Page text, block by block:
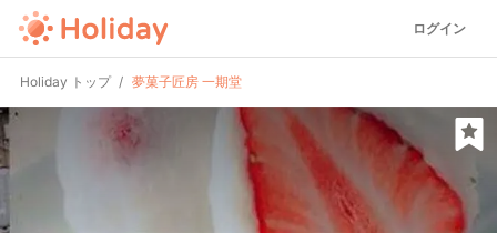
ログイン
Holiday トップ 夢菓子匠房 一期堂